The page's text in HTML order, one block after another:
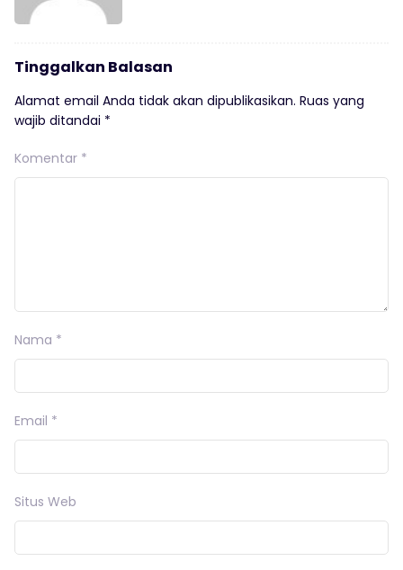
Tinggalkan Balasan
Alamat email Anda tidak akan dipublikasikan. Ruas yang
wajib ditandai *
Komentar *
Nama *
Email *
Situs Web